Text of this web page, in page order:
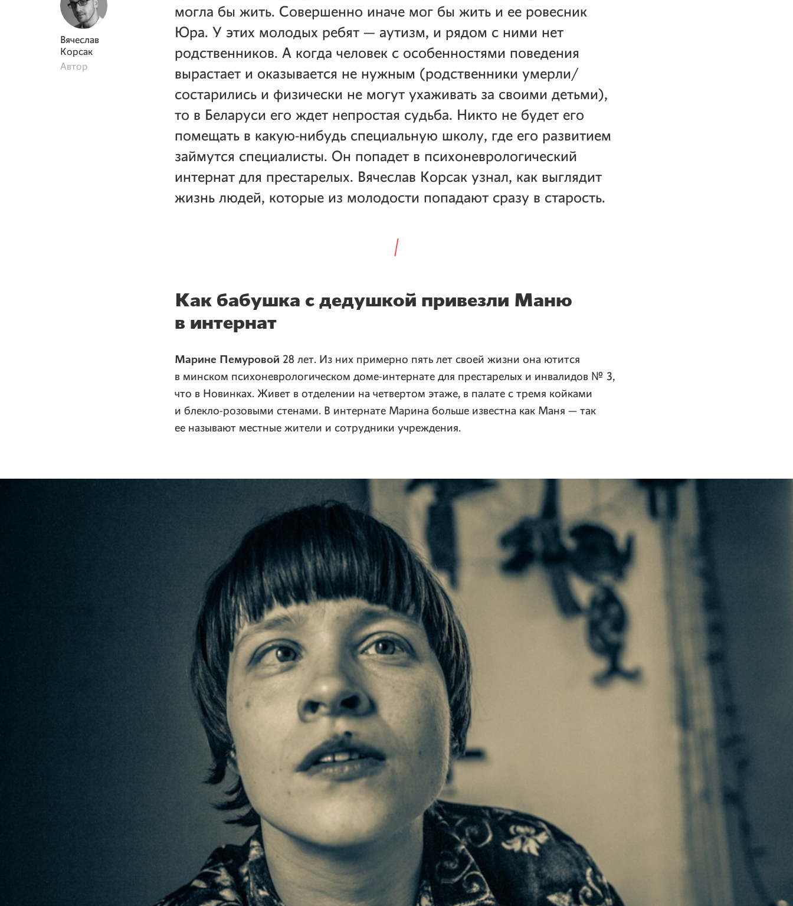
Вячеслав
Корсак
Автор
могла бы жить. Совершенно иначе мог бы жить и ее ровесник
Юра. У этих молодых ребят — аутизм, и рядом с ними нет
родственников. А когда человек с особенностями поведения
вырастает и оказывается не нужным (родственники умерли/
состарились и физически не могут ухаживать за своими детьми),
то в Беларуси его ждет непростая судьба. Никто не будет его
помещать в какую-нибудьспециальную школу, где его развитием
займутся специалисты. Он попадет в психоневрологический
интернат для престарелых. Вячеслав Корсак узнал, как выглядит
жизнь людей, которые из молодости попадают сразу в старость.
Как бабушка с дедушкой привезли Маню
в интернат
Марине Пемуровой 28 лет. Из них примерно пять лет своей жизни она ютится
в минском психоневрологическом доме-интернатедля престарелых и инвалидов № 3,
что в Новинках. Живет в отделении на четвертом этаже, в палате с тремя койками
и блекло-розовыми стенами. В интернате Марина больше известна как Маня — так
ее называют местные жители и сотрудники учреждения.